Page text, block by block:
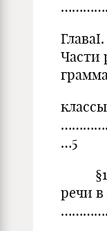
Части
…5
§1.
речи в